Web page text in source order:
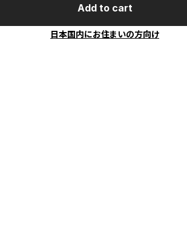
Add to cart
日本国内にお住まいの方向け